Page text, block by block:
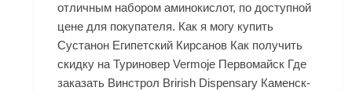
отличным набором аминокислот, по доступной
цене для покупателя. Как я могу купить
Сустанон Египетский Кирсанов Как получить
скидку на Туриновер Vermoje Первомайск Где
заказать Винстрол Brirish Dispensary Каменск-